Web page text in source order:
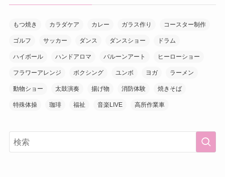
もつ焼き カラダケア カレー ガラス作り コースター制作
ゴルフ サッカー ダンス ダンスショー ドラム
ハイボール ハンドアロマ バルーンアート ヒーローショー
フラワーアレンジ ボクシング ユンボ ヨガ ラーメン
動物ショー 太鼓演奏 揚げ物 消防体験 焼きそば
特殊体操 珈琲 福祉 音楽LIVE 高所作業車